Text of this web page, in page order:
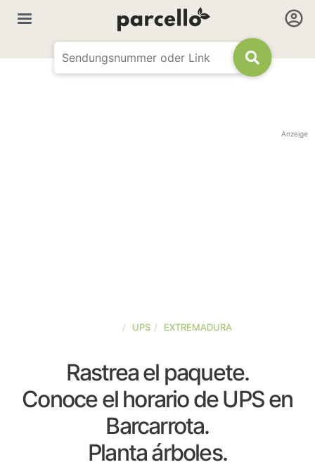
Anzeige
UPS EXTREMADURA
Rastrea el paquete.
Conoce el horario de UPS en
Barcarrota.
Planta árboles.